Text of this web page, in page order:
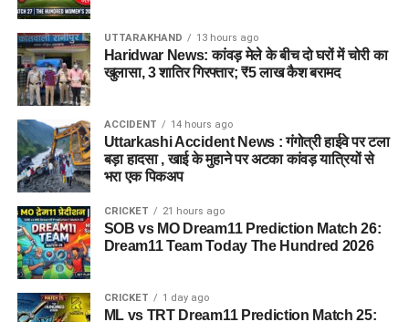
UTTARAKHAND 13 hours ago
Haridwar News: कांवड़ मेले के बीच दो घरों में चोरी का
खुलासा, 3 शातिर गिरफ्तार; ₹5 लाख कैश बरामद
ACCIDENT 14 hours ago
Uttarkashi Accident News : गंगोत्री हाईवे पर टला
बड़ा हादसा , खाई के मुहाने पर अटका कांवड़ यात्रियों से
भरा एक पिकअप
CRICKET 21 hours ago
SOB vs MO Dream11 Prediction Match 26:
Dream11 Team Today The Hundred 2026
CRICKET 1 day ago
ML vs TRT Dream11 Prediction Match 25: